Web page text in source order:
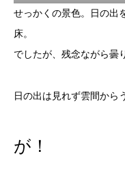
せっかくの景色。日の出
床。
でしたが、残念ながら曇
日の出は見れず雲間から
が！